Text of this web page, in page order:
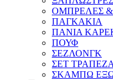
ΟΜΠΡΕΛΕΣ &
ΠΑΓΚΑΚΙΑ
ΠΑΝΙΑ
ΠΟΥΦ
ΣΕΖΛΟΝΓΚ
ΣΕΤ
ΣΚΑΜΠΩ